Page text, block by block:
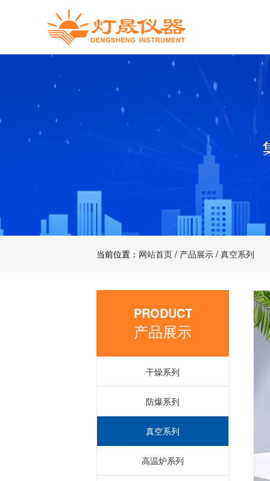
当前位置： 网站首页 / 产品展示 / 真空系列
PRODUCT
产品展示
干燥系列
防爆系列
真空系列
高温炉系列